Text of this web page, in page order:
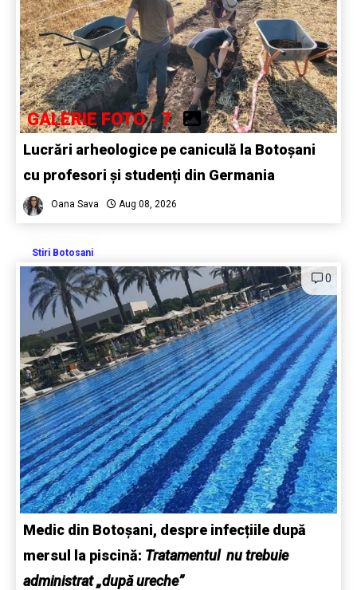
GALERIE FOTO - 7
Lucrări arheologice pe caniculă la Botoșani
cu profesori și studenți din Germania
Oana Sava Aug 08, 2026
Stiri Botosani
0
Medic din Botoșani, despre infecțiile după
mersul la piscină: Tratamentul nu trebuie
administrat „după ureche”